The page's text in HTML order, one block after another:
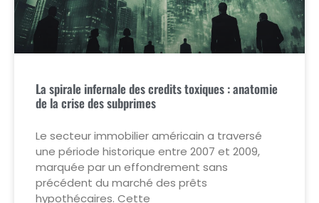
La spirale infernale des credits toxiques : anatomie
de la crise des subprimes
Le secteur immobilier américain a traversé
une période historique entre 2007 et 2009,
marquée par un effondrement sans
précédent du marché des prêts
hypothécaires. Cette